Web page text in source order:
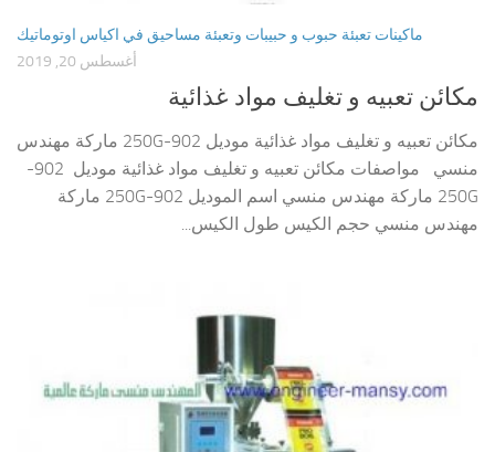
ماكينات تعبئة حبوب و حبيبات وتعبئة مساحيق في اكياس اوتوماتيك
أغسطس 20, 2019
مكائن تعبيه و تغليف مواد غذائية
مكائن تعبيه و تغليف مواد غذائية موديل 902-250G ماركة مهندس
منسي مواصفات مكائن تعبيه و تغليف مواد غذائية موديل 902-
250G ماركة مهندس منسي اسم الموديل 902-250G ماركة
مهندس منسي حجم الكيس طول الكيس...